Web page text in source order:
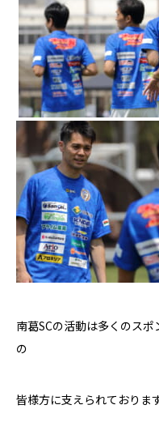
南葛SCの活動は多くのスポ
の
皆様方に支えられております